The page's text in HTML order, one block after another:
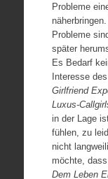
Probleme
Probleme
später
Es Bedarf
Interesse
Girlfriend
Luxus-
in der Lage
fühlen, zu
nicht
möchte,
Dem Leben